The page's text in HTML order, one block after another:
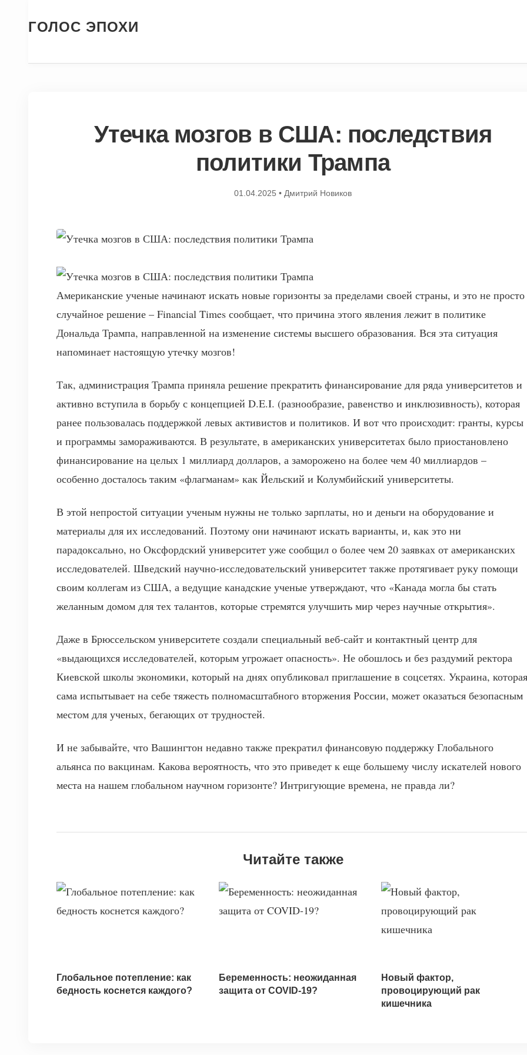
ГОЛОС ЭПОХИ
Утечка мозгов в США: последствия
политики Трампа
01.04.2025 • Дмитрий Новиков
Американские ученые начинают искать новые горизонты за пределами своей страны, и это не просто
случайное решение – Financial Times сообщает, что причина этого явления лежит в политике
Дональда Трампа, направленной на изменение системы высшего образования. Вся эта ситуация
напоминает настоящую утечку мозгов!
Так, администрация Трампа приняла решение прекратить финансирование для ряда университетов и
активно вступила в борьбу с концепцией D.E.I. (разнообразие, равенство и инклюзивность), которая
ранее пользовалась поддержкой левых активистов и политиков. И вот что происходит: гранты, курсы
и программы замораживаются. В результате, в американских университетах было приостановлено
финансирование на целых 1 миллиард долларов, а заморожено на более чем 40 миллиардов –
особенно досталось таким «флагманам» как Йельский и Колумбийский университеты.
В этой непростой ситуации ученым нужны не только зарплаты, но и деньги на оборудование и
материалы для их исследований. Поэтому они начинают искать варианты, и, как это ни
парадоксально, но Оксфордский университет уже сообщил о более чем 20 заявках от американских
исследователей. Шведский научно-исследовательский университет также протягивает руку помощи
своим коллегам из США, а ведущие канадские ученые утверждают, что «Канада могла бы стать
желанным домом для тех талантов, которые стремятся улучшить мир через научные открытия».
Даже в Брюссельском университете создали специальный веб-сайт и контактный центр для
«выдающихся исследователей, которым угрожает опасность». Не обошлось и без раздумий ректора
Киевской школы экономики, который на днях опубликовал приглашение в соцсетях. Украина, которая
сама испытывает на себе тяжесть полномасштабного вторжения России, может оказаться безопасным
местом для ученых, бегающих от трудностей.
И не забывайте, что Вашингтон недавно также прекратил финансовую поддержку Глобального
альянса по вакцинам. Какова вероятность, что это приведет к еще большему числу искателей нового
места на нашем глобальном научном горизонте? Интригующие времена, не правда ли?
Читайте также
Глобальное потепление: как
бедность коснется каждого?
Беременность: неожиданная
защита от COVID-19?
Новый фактор,
провоцирующий рак
кишечника